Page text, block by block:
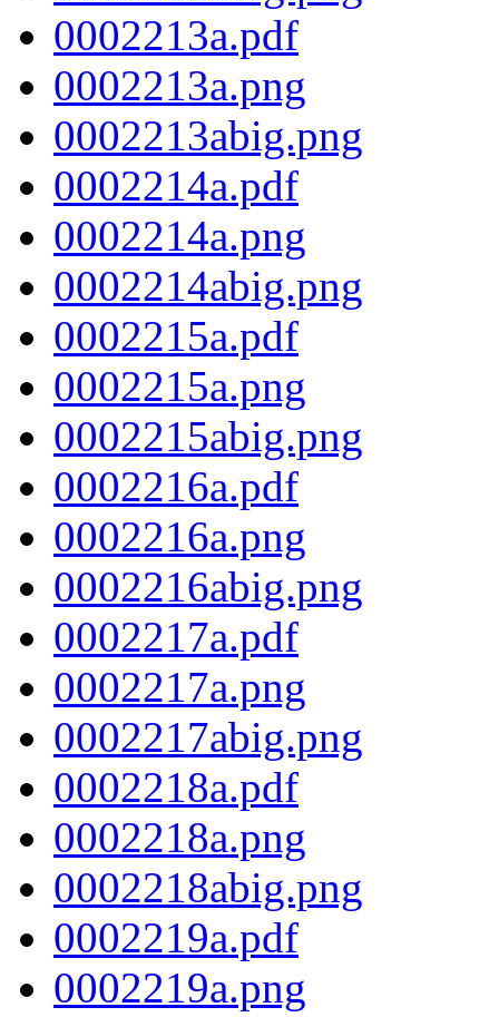
0002213a.pdf
0002213a.png
0002213abig.png
0002214a.pdf
0002214a.png
0002214abig.png
0002215a.pdf
0002215a.png
0002215abig.png
0002216a.pdf
0002216a.png
0002216abig.png
0002217a.pdf
0002217a.png
0002217abig.png
0002218a.pdf
0002218a.png
0002218abig.png
0002219a.pdf
0002219a.png